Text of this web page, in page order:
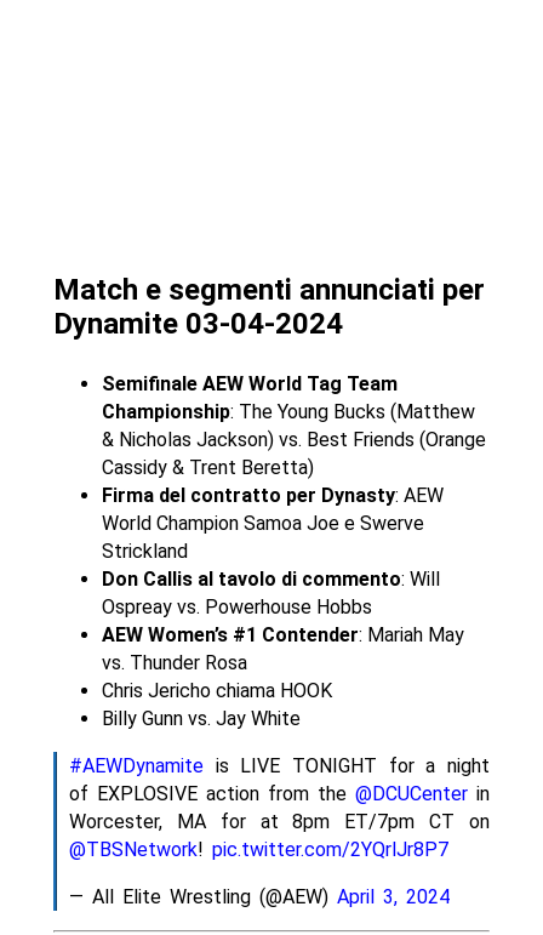
Match e segmenti annunciati per
Dynamite 03-04-2024
Semifinale AEW World Tag Team
Championship: The Young Bucks (Matthew
& Nicholas Jackson) vs. Best Friends (Orange
Cassidy & Trent Beretta)
Firma del contratto per Dynasty: AEW
World Champion Samoa Joe e Swerve
Strickland
Don Callis al tavolo di commento: Will
Ospreay vs. Powerhouse Hobbs
AEW Women’s #1 Contender: Mariah May
vs. Thunder Rosa
Chris Jericho chiama HOOK
Billy Gunn vs. Jay White
#AEWDynamiteis LIVE TONIGHT for a night
of EXPLOSIVE action from the@DCUCenter in
Worcester, MA for at 8pm ET/7pm CT on
@TBSNetwork! pic.twitter.com/2YQrlJr8P7
— All Elite Wrestling (@AEW) April 3, 2024